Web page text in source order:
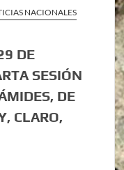
NACIONALES
DE
SESIÓN
DE
CLARO,